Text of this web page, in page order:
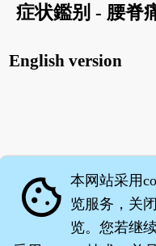
症状鑑别 - 腰脊
English version
cookie 本网站采用
览服务，关
览。您若继